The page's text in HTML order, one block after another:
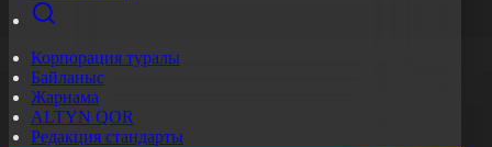
Корпорация туралы
Байланыс
Жарнама
ALTYN QOR
Редакция стандарты